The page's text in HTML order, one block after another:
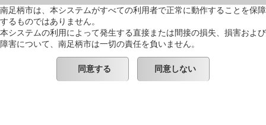
南足柄市は、本システムがすべての利用者で正常に動作することを保障
するものではありません。
本システムの利用によって発生する直接または間接の損失、損害および
障害について、南足柄市は一切の責任を負いません。
同意する 同意しない